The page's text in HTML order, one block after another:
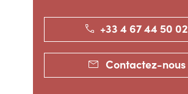
+33 4 67 44 50 02
Contactez-nous